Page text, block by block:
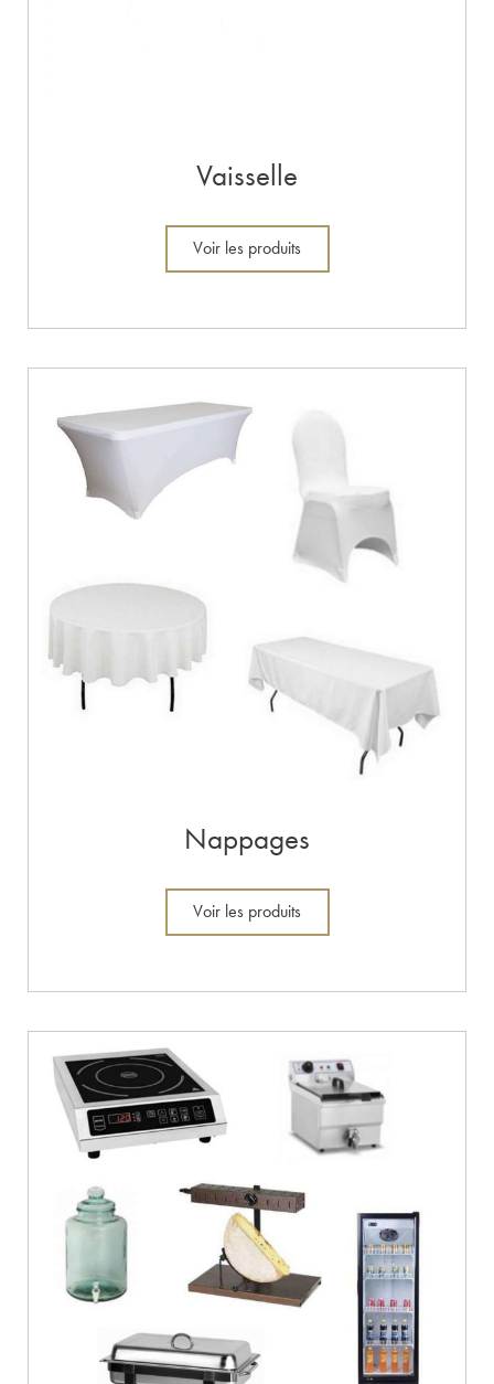
Vaisselle
Voir les produits
Nappages
Voir les produits